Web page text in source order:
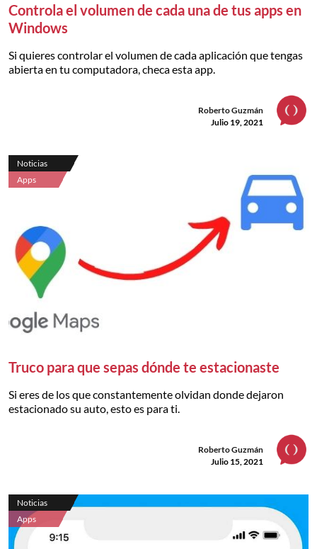
Controla el volumen de cada una de tus apps en
Windows
Si quieres controlar el volumen de cada aplicación que tengas
abierta en tu computadora, checa esta app.
Roberto Guzmán
Julio 19, 2021
Noticias
Apps
Truco para que sepas dónde te estacionaste
Si eres de los que constantemente olvidan donde dejaron
estacionado su auto, esto es para ti.
Roberto Guzmán
Julio 15, 2021
Noticias
Apps